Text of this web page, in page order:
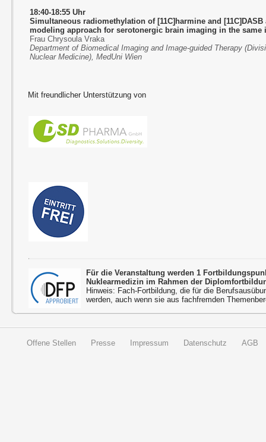
18:40-18:55 Uhr
Simultaneous radiomethylation of [11C]harmine and
modeling approach for serotonergic brain imaging in the same
Frau Chrysoula Vraka
Department of Biomedical Imaging and Image-guided Therapy
Nuclear Medicine), MedUni Wien
Mit freundlicher Unterstützung von
Für die Veranstaltung werden 1
Nuklearmedizin im Rahmen der
Hinweis: Fach-Fortbildung, die für die
werden, auch wenn sie aus fachfremden
Offene Stellen Presse Impressum Datenschutz AGB